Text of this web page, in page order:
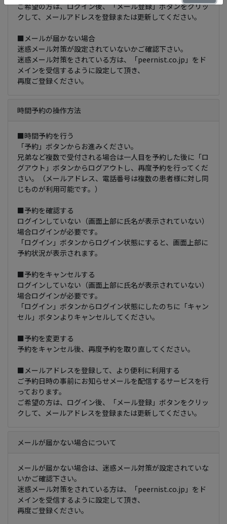
ご希望の方は、ログイン後、「メール登録」ボタンをクリッ
クして、メールアドレスを登録または更新してください。
■メールが届かない場合
迷惑メール対策が設定されていないかご確認下さい。
迷惑メール対策をされている方は、「peernist.co.jp」をド
メインを受信するように設定して頂き、
再度ご登録ください。
時間予約の操作方法
■時間予約を行う
「予約」ボタンからお進みください。
兄弟など複数で受付される場合は一人目を予約した後に「ロ
グアウト」ボタンからログアウトし、再度予約を行ってくだ
さい。（メールアドレス、電話番号は複数の患者様に対し同
じものが利用可能です。）
■予約を確認する
ログインしていない（画面上部に氏名が表示されていない）
場合ログインが必要です。
「ログイン」ボタンからログイン状態にすると、画面上部に
予約状況が表示されます。
■予約をキャンセルする
ログインしていない（画面上部に氏名が表示されていない）
場合ログインが必要です。
「ログイン」ボタンからログイン状態にしたのちに「キャン
セル」ボタンよりキャンセルしてください。
■予約を変更する
予約をキャンセル後、再度予約を取り直してください。
■メールアドレスを登録して、より便利に利用する
ご予約日時の事前にお知らせメールを配信するサービスを行
っております。
ご希望の方は、ログイン後、「メール登録」ボタンをクリッ
クして、メールアドレスを登録または更新してください。
メールが届かない場合について
メールが届かない場合は、迷惑メール対策が設定されていな
いかご確認下さい。
迷惑メール対策をされている方は、「peernist.co.jp」をド
メインを受信するように設定して頂き、
再度ご登録ください。